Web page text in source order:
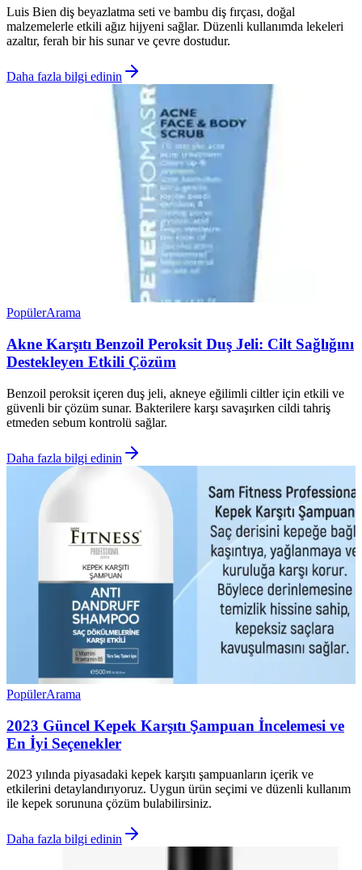
Luis Bien diş beyazlatma seti ve bambu diş fırçası, doğal
malzemelerle etkili ağız hijyeni sağlar. Düzenli kullanımda lekeleri
azaltır, ferah bir his sunar ve çevre dostudur.
Daha fazla bilgi edinin
PopülerArama
Akne Karşıtı Benzoil Peroksit Duş Jeli: Cilt Sağlığını
Destekleyen Etkili Çözüm
Benzoil peroksit içeren duş jeli, akneye eğilimli ciltler için etkili ve
güvenli bir çözüm sunar. Bakterilere karşı savaşırken cildi tahriş
etmeden sebum kontrolü sağlar.
Daha fazla bilgi edinin
PopülerArama
2023 Güncel Kepek Karşıtı Şampuan İncelemesi ve
En İyi Seçenekler
2023 yılında piyasadaki kepek karşıtı şampuanların içerik ve
etkilerini detaylandırıyoruz. Uygun ürün seçimi ve düzenli kullanım
ile kepek sorununa çözüm bulabilirsiniz.
Daha fazla bilgi edinin